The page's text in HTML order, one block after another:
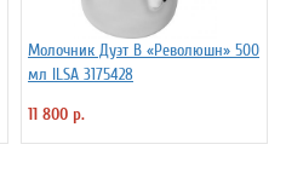
Молочник Дуэт B «Революшн» 500
мл ILSA 3175428
11 800 р.